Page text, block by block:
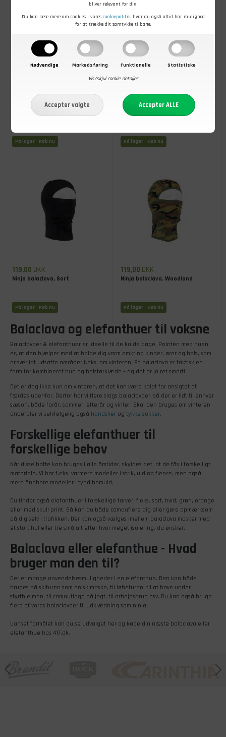
bliver relevant for dig.
Du kan læse mere om cookies i vores cookiepolitik, hvor du også altid har mulighed
for at trække dit samtykke tilbage.
Nødvendige Markedsføring Funktionelle
Statistiske
Vis/skjul cookie detaljer
DKK
Fleece Balaclava Polar, Woodland
På lager - Køb nu
119,00DKK
Ninja balaclava, Grøn
På lager - Køb nu
119,00 DKK
Ninja balaclava, Sort
På lager - Køb nu
119,00 DKK
Ninja balaclava, Woodland
På lager - Køb nu
Balaclava og elefanthuer til voksne
Balaclavaer & elefanthuer er ideelle til de kolde dage. Pointen med huen
er, at den hjælper med at holde dig varm omkring kinder, ører og hals, som
er særligt udsatte områder f.eks. om vinteren. En balaclava er faktisk en
form for kombineret hue og halstørklæde – og det er jo ret smart!
Det er dog ikke kun om vinteren, at det kan være koldt for ansigtet at
færdes udenfor. Derfor har vi flere slags balaclavaer, så der er lidt til enhver
sæson, både forår, sommer, efterår og vinter. Skal den bruges om vinteren
anbefaler vi selvfølgelig også handsker ogtykke sokker.
Forskellige elefanthuer til
forskellige behov
Når disse hatte kan bruges i alle årstider, skyldes det, at de fås i forskelligt
materiale. Vi har f.eks. varmere modeller i strik, uld og fleece, men også
mere åndbare modeller i tynd bomuld.
Du finder også elefanthuer i forskellige farver, f.eks. sort, hvid, grøn, orange
eller med skull print. Så kan du både camouflere dig eller gøre opmærksom
på dig selv i trafikken. Der kan også vælges imellem balaclava masker med
ét stort hul eller tre små alt efter hvor meget isolering, du ønsker.
Balaclava eller elefanthue - Hvad
bruger man den til?
Der er mange anvendelsesmuligheder i en elefanthue. Den kan både
bruges på skituren som en skimaske, til løbeturen, til at have under
styrthjelmen, til camouflage på jagt, til arbejdsbrug osv. Du kan også bruge
flere af vores balaclavaer til udklædning som ninja.
Uanset formålet kan du se udvalget her og købe din næste balaclava eller
elefanthue hos 417.dk.